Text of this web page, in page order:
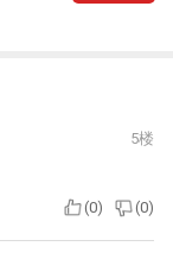
5楼
(0) (0)